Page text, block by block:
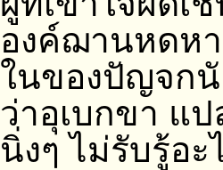
องค์ฌานหดห
ในของปัญจกนั
ว่าอุเบกขา แ
นิ่งๆ ไม่รับรู้อะ